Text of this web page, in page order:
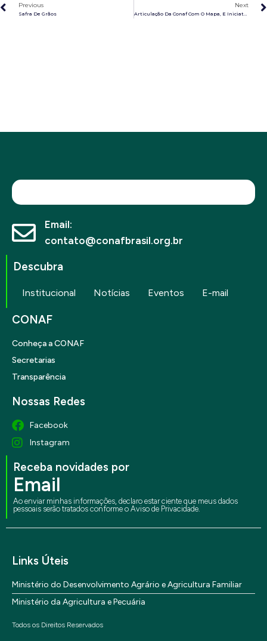
Previous
Safra De Grãos
Next
Email:
contato@conafbrasil.org.br
Descubra
Institucional Notícias Eventos E-mail
CONAF
Conheça a CONAF
Secretarias
Transparência
Nossas Redes
Facebook
Instagram
Receba novidades por
Email
Ao enviar minhas informações, declaro estar ciente que meus dados
pessoais serão tratados conforme o Aviso de Privacidade.
Links Úteis
Ministério do Desenvolvimento Agrário e Agricultura Familiar
Ministério da Agricultura e Pecuária
Todos os Direitos Reservados